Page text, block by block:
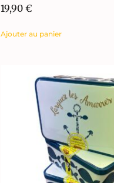
19,90 €
Ajouter au panier